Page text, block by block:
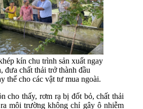
kín chu trình sản xuất ngay
đưa chất thải trở thành đầu
thế cho các vật tư mua ngoài.
cho thấy, rơm rạ bị đốt bỏ, chất thải
môi trường không chỉ gây ô nhiễm